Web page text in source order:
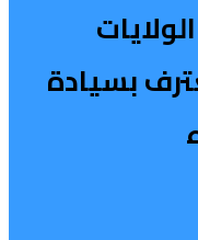
بسيادة